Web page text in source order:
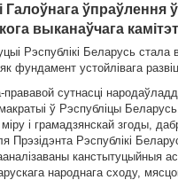
Галоўнага ўпраўлення
выканаўчага
Рэспублікі Беларусь
устойлівага
сутнасці
ў Рэспубліцы
і грамадзянскай згоды,
Прэзідэнта Рэспублікі
канстытуцыйныя
народнага сходу,